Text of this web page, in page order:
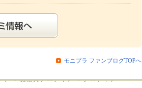
えて投稿してください！
さい♪
＃低糖質プロテイン ＃プロテイン
モニプラ ファンブログTOPへ